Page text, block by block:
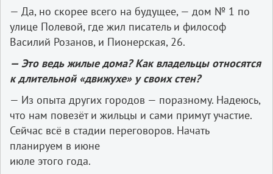
— Да, но скорее всего на будущее, — дом № 1 по
улице Полевой, где жил писатель и философ
Василий Розанов, и Пионерская, 26.
—Это ведь жилые дома?Как владельцы относятся
к длительной«движухе» у своих стен?
— Из опыта других городов — по­разному. Надеюсь,
что нам повезёт и жильцы и сами примут участие.
Сейчас всё в стадии переговоров. Начать
планируем в июне­
июле этого года.